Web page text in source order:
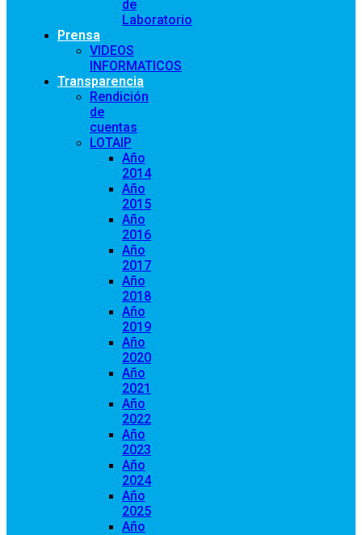
de
Laboratorio
Prensa
VIDEOS
INFORMATICOS
Transparencia
Rendición
de
cuentas
LOTAIP
Año
2014
Año
2015
Año
2016
Año
2017
Año
2018
Año
2019
Año
2020
Año
2021
Año
2022
Año
2023
Año
2024
Año
2025
Año